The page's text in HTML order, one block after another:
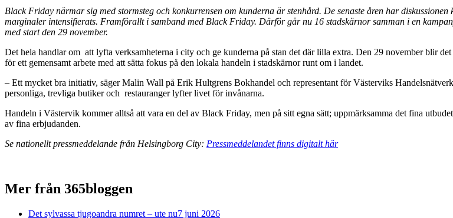
Black Friday närmar sig med stormsteg och konkurrensen om kunderna är stenhård. De senaste åren har
marginaler intensifierats. Framförallt i samband med Black Friday. Därför går nu 16 stadskärnor samman i en
med start den 29 november.
Det hela handlar om att lyfta verksamheterna i city och ge kunderna på stan det där lilla extra. Den 29 november blir
för ett gemensamt arbete med att sätta fokus på den lokala handeln i stadskärnor runt om i landet.
– Ett mycket bra initiativ, säger Malin Wall på Erik Hultgrens Bokhandel och representant för Västerviks
personliga, trevliga butiker och restauranger lyfter livet för invånarna.
Handeln i Västervik kommer alltså att vara en del av Black Friday, men på sitt egna sätt; uppmärksamma det fina
av fina erbjudanden.
Se nationellt pressmeddelande från Helsingborg City: Pressmeddelandet finns digitalt här
Mer från 365bloggen
Det sylvassa tjugoandra numret – ute nu7 juni 2026